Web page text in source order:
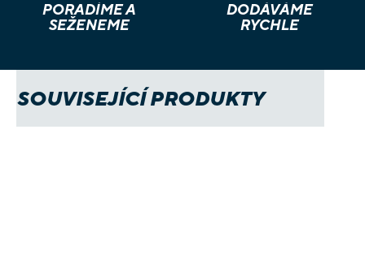
PORADÍME A
SEŽENEME
DODÁVÁME
RYCHLE
SOUVISEJÍCÍ PRODUKTY